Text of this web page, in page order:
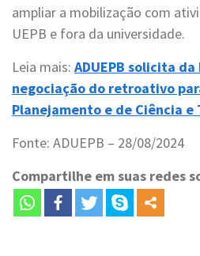
ampliar a mobilização com
UEPB e fora da universidade.
Leia mais: ADUEPB solicita
negociação do retroativo
Planejamento e de Ciência e
Fonte: ADUEPB – 28/08/2024
Compartilhe em suas redes